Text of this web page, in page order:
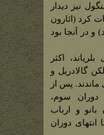
نیز دیدار
کرد (ائارون
و در آنجا بود
اکثر
گالادریل و
پس از
درگذشت آمروت در ۱۹۸۱ دوران سوم،
بانو و ارباب
انتهای دوران